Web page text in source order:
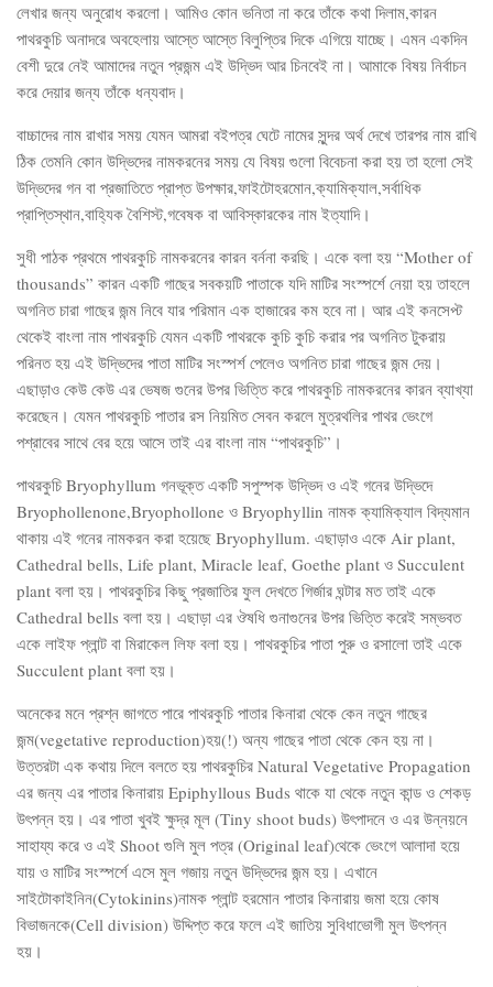
লেখার জন্য অনুরোধ করলো। আমিও কোন ভনিতা না করে তাঁকে কথা দিলাম,কারন
পাথরকুচি অনাদরে অবহেলায় আস্তে আস্তে বিলুপ্তির দিকে এগিয়ে যাচ্ছে। এমন একদিন
বেশী দুরে নেই আমাদের নতুন প্রজন্ম এই উদ্ভিদ আর চিনবেই না। আমাকে বিষয় নির্বাচন
করে দেয়ার জন্য তাঁকে ধন্যবাদ।
বাচ্চাদের নাম রাখার সময় যেমন আমরা বইপত্র ঘেটে নামের সুন্দর অর্থ দেখে তারপর নাম রাখি
ঠিক তেমনি কোন উদ্ভিদের নামকরনের সময় যে বিষয় গুলো বিবেচনা করা হয় তা হলো সেই
উদ্ভিদের গন বা প্রজাতিতে প্রাপ্ত উপক্ষার,ফাইটোহরমোন,ক্যামিক্যাল,সর্বাধিক
প্রাপ্তিস্থান,বাহ্যিক বৈশিস্ট,গবেষক বা আবিস্কারকের নাম ইত্যাদি।
সুধী পাঠক প্রথমে পাথরকুচি নামকরনের কারন বর্ননা করছি। একে বলা হয় “Mother of
thousands” কারন একটি গাছের সবকয়টি পাতাকে যদি মাটির সংস্পর্শে নেয়া হয় তাহলে
অগনিত চারা গাছের জন্ম নিবে যার পরিমান এক হাজারের কম হবে না। আর এই কনসেপ্ট
থেকেই বাংলা নাম পাথরকুচি যেমন একটি পাথরকে কুচি কুচি করার পর অগনিত টুকরায়
পরিনত হয় এই উদ্ভিদের পাতা মাটির সংস্পর্শ পেলেও অগনিত চারা গাছের জন্ম দেয়।
এছাড়াও কেউ কেউ এর ভেষজ গুনের উপর ভিত্তি করে পাথরকুচি নামকরনের কারন ব্যাখ্যা
করেছেন। যেমন পাথরকুচি পাতার রস নিয়মিত সেবন করলে মুত্রথলির পাথর ভেংগে
পশ্রাবের সাথে বের হয়ে আসে তাই এর বাংলা নাম “পাথরকুচি”।
পাথরকুচি Bryophyllum গনভূক্ত একটি সপুস্পক উদ্ভিদ ও এই গনের উদ্ভিদে
Bryophollenone,Bryophollone ও Bryophyllin নামক ক্যামিক্যাল বিদ্যমান
থাকায় এই গনের নামকরন করা হয়েছে Bryophyllum. এছাড়াও একে Air plant,
Cathedral bells, Life plant, Miracle leaf, Goethe plant ও Succulent
plant বলা হয়। পাথরকুচির কিছু প্রজাতির ফুল দেখতে গির্জার ঘন্টার মত তাই একে
Cathedral bells বলা হয়। এছাড়া এর ঔষধি গুনাগুনের উপর ভিত্তি করেই সম্ভবত
একে লাইফ প্লান্ট বা মিরাকেল লিফ বলা হয়। পাথরকুচির পাতা পুরু ও রসালো তাই একে
Succulent plant বলা হয়।
অনেকের মনে প্রশ্ন জাগতে পারে পাথরকুচি পাতার কিনারা থেকে কেন নতুন গাছের
জন্ম(vegetative reproduction)হয়(!) অন্য গাছের পাতা থেকে কেন হয় না।
উত্তরটা এক কথায় দিলে বলতে হয় পাথরকুচির Natural Vegetative Propagation
এর জন্য এর পাতার কিনারায় Epiphyllous Buds থাকে যা থেকে নতুন কান্ড ও শেকড়
উৎপন্ন হয়। এর পাতা খুবই ক্ষুদ্র মূল (Tiny shoot buds) উৎপাদনে ও এর উন্নয়নে
সাহায্য করে ও এই Shoot গুলি মুল পত্র (Original leaf)থেকে ভেংগে আলাদা হয়ে
যায় ও মাটির সংস্পর্শে এসে মুল গজায় নতুন উদ্ভিদের জন্ম হয়। এখানে
সাইটোকাইনিন(Cytokinins)নামক প্লান্ট হরমোন পাতার কিনারায় জমা হয়ে কোষ
বিভাজনকে(Cell division) উদ্দিপ্ত করে ফলে এই জাতিয় সুবিধাভোগী মুল উৎপন্ন
হয়।